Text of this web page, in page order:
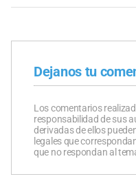
Dejanos tu
Los comentarios
responsabilidad de sus
derivadas de ellos
legales que
que no respondan al